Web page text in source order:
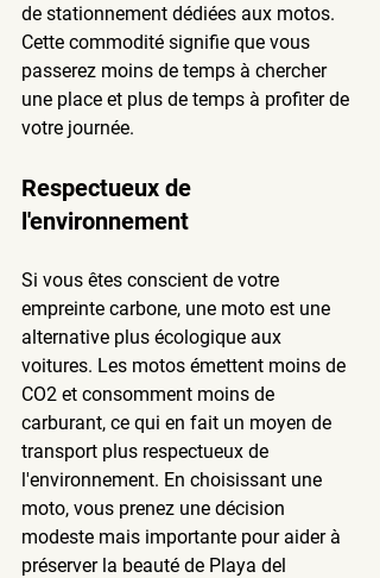
de stationnement dédiées aux motos.
Cette commodité signifie que vous
passerez moins de temps à chercher
une place et plus de temps à profiter de
votre journée.
Respectueux de
l'environnement
Si vous êtes conscient de votre
empreinte carbone, une moto est une
alternative plus écologique aux
voitures. Les motos émettent moins de
CO2 et consomment moins de
carburant, ce qui en fait un moyen de
transport plus respectueux de
l'environnement. En choisissant une
moto, vous prenez une décision
modeste mais importante pour aider à
préserver la beauté de Playa del